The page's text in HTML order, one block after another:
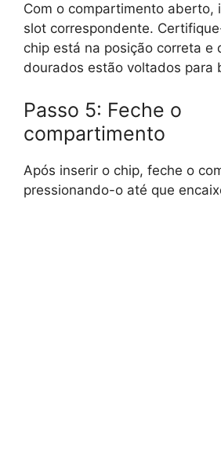
Com o compartimento aberto,
slot correspondente.
chip está na posição correta e
dourados estão voltados para
Passo 5: Feche o
compartimento
Após inserir o chip, feche o
pressionando-o até que